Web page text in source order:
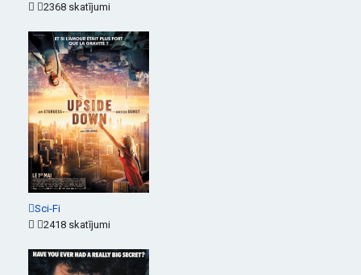
2368 skatījumi
Sci-Fi
2418 skatījumi